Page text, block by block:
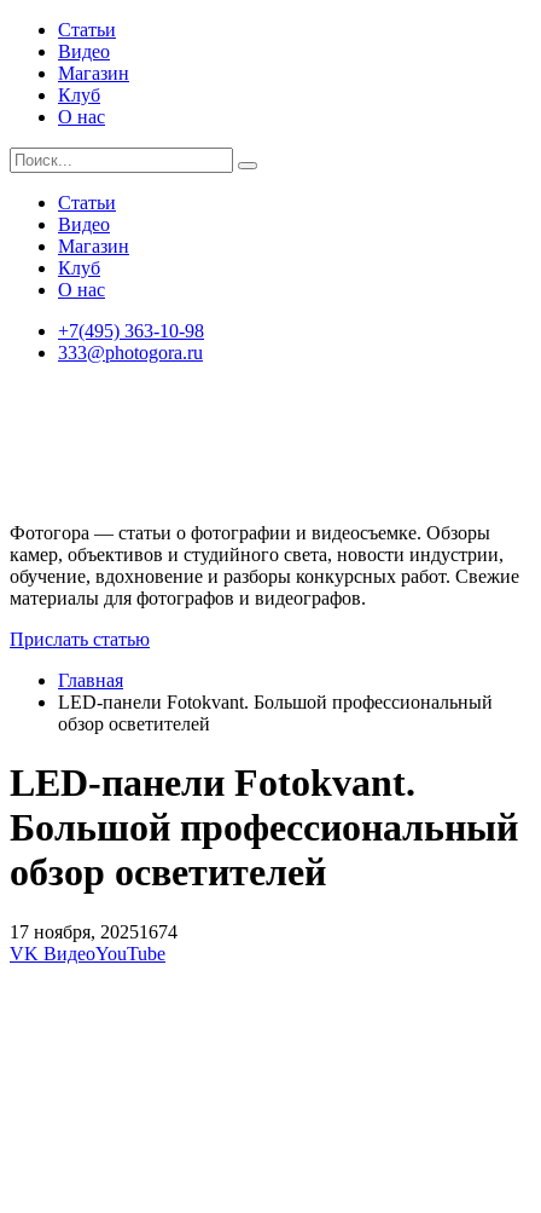
Статьи
Видео
Магазин
Клуб
О нас
Статьи
Видео
Магазин
Клуб
О нас
+7(495) 363-10-98
333@photogora.ru
Фотогора — статьи о фотографии и видеосъемке. Обзоры
камер, объективов и студийного света, новости индустрии,
обучение, вдохновение и разборы конкурсных работ. Свежие
материалы для фотографов и видеографов.
Прислать статью
Главная
LED-панели Fotokvant. Большой профессиональный
обзор осветителей
LED-панели Fotokvant.
Большой профессиональный
обзор осветителей
17 ноября, 20251674
VK ВидеоYouTube